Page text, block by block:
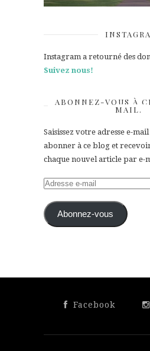
Instagram a retourné des
Suivez nous!
ABONNEZ-VOUS À
MAIL.
Saisissez votre adresse e-
abonner à ce blog et
chaque nouvel article par e-
Adresse
mail Abonnez-vous
Facebook